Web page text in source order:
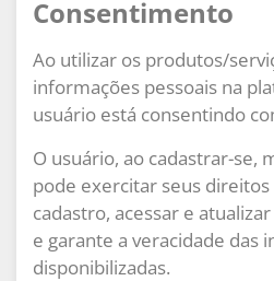
Consentimento
Ao utilizar os produtos/
informações pessoais na
usuário está consentindo
O usuário, ao cadastrar-se,
pode exercitar seus direitos
cadastro, acessar e
e garante a veracidade das
disponibilizadas.